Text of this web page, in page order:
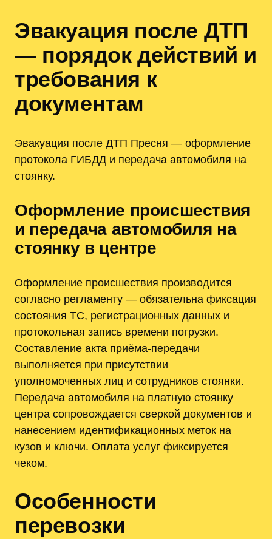
Эвакуация после ДТП
— порядок действий и
требования к
документам
Эвакуация после ДТП Пресня — оформление
протокола ГИБДД и передача автомобиля на
стоянку.
Оформление происшествия
и передача автомобиля на
стоянку в центре
Оформление происшествия производится
согласно регламенту — обязательна фиксация
состояния ТС, регистрационных данных и
протокольная запись времени погрузки.
Составление акта приёма‑передачи
выполняется при присутствии
уполномоченных лиц и сотрудников стоянки.
Передача автомобиля на платную стоянку
центра сопровождается сверкой документов и
нанесением идентификационных меток на
кузов и ключи. Оплата услуг фиксируется
чеком.
Особенности
перевозки